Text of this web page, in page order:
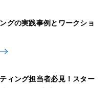
グの実践事例とワークショ
ィング担当者必見！スター